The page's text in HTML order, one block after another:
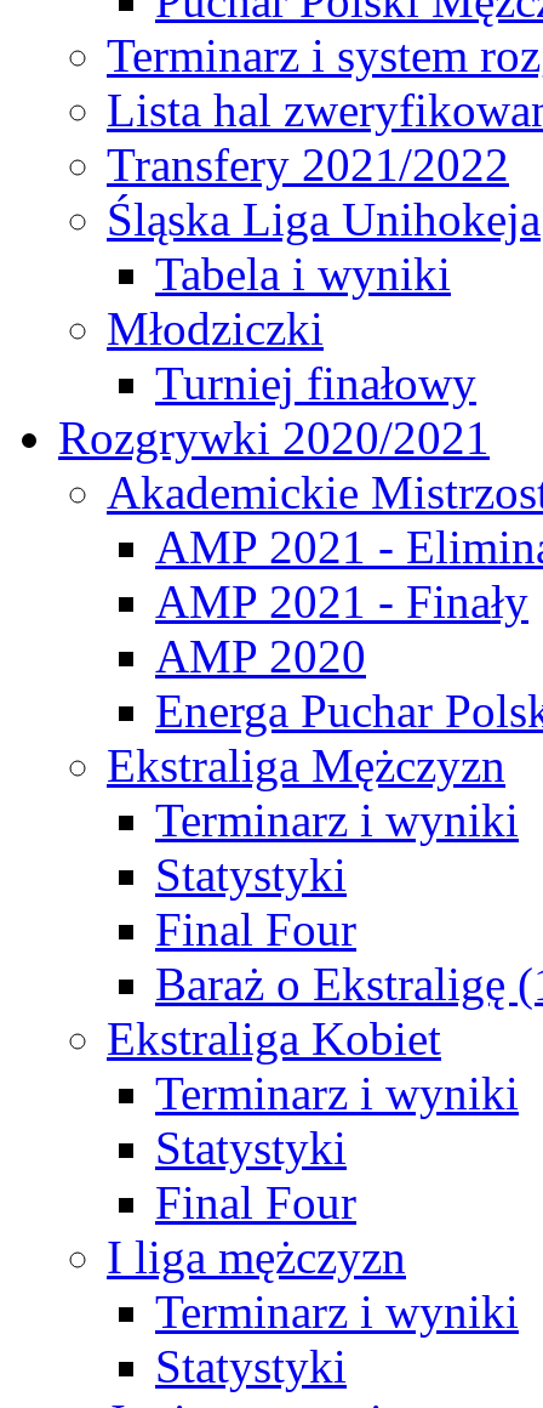
Terminarz i system
Lista hal
Transfery 2021/2022
Śląska Liga Unihokeja
Tabela i wyniki
Młodziczki
Turniej finałowy
Rozgrywki 2020/2021
Akademickie
AMP 2021 -
AMP 2021 - Finały
AMP 2020
Energa Puchar
Ekstraliga Mężczyzn
Terminarz i wyniki
Statystyki
Final Four
Baraż o Ekstraligę
Ekstraliga Kobiet
Terminarz i wyniki
Statystyki
Final Four
I liga mężczyzn
Terminarz i wyniki
Statystyki